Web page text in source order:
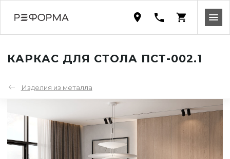
КАРКАС ДЛЯ СТОЛА ПСТ-002.1
Изделия из металла